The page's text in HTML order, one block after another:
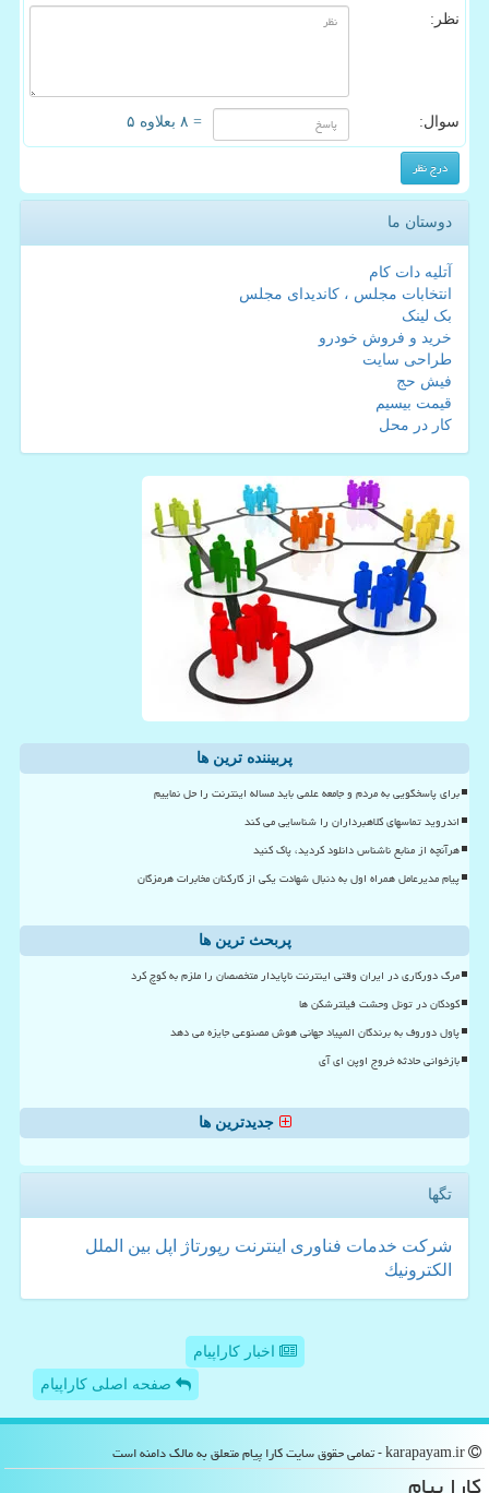
نظر:
سوال: = ۸ بعلاوه ۵
دوستان ما
آتلیه دات کام
انتخابات مجلس ، کاندیدای مجلس
بک لینک
خرید و فروش خودرو
طراحی سایت
فیش حج
قیمت بیسیم
کار در محل
پربیننده ترین ها
برای پاسخگویی به مردم و جامعه علمی باید مساله اینترنت را حل نماییم
اندروید تماسهای کلاهبرداران را شناسایی می کند
هرآنچه از منابع ناشناس دانلود کردید، پاک کنید
پیام مدیرعامل همراه اول به دنبال شهادت یکی از کارکنان مخابرات هرمزگان
پربحث ترین ها
مرگ دورکاری در ایران وقتی اینترنت ناپایدار متخصصان را ملزم به کوچ کرد
کودکان در تونل وحشت فیلترشکن ها
پاول دوروف به برندگان المپیاد جهانی هوش مصنوعی جایزه می دهد
بازخوانی حادثه خروج اوپن ای آی
جدیدترین ها
تگها
شركت خدمات فناوری اینترنت رپورتاژ اپل بین الملل
الكترونیك
اخبار کاراپیام
صفحه اصلی کاراپیام